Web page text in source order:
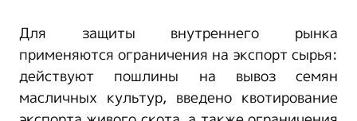
Для защиты внутреннего рынка
применяются ограничения на экспорт сырья:
действуют пошлины на вывоз семян
масличных культур, введено квотирование